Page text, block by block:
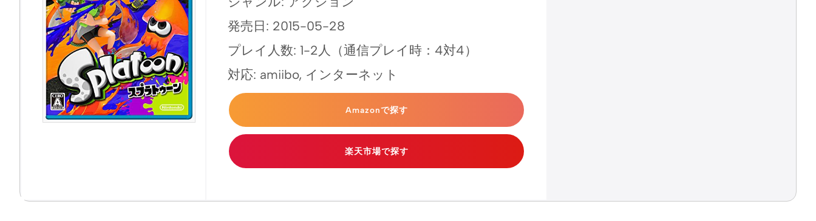
発売日: 2015-05-28
プレイ人数: 1-2人（通信プレイ時：4対4）
対応: amiibo, インターネット
Amazonで探す
楽天市場で探す